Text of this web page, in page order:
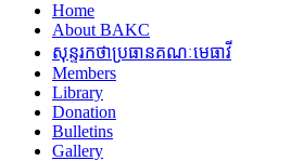
Home
About BAKC
សុន្ទរកថាប្រធានគណៈមេធាវី
Members
Library
Donation
Bulletins
Gallery